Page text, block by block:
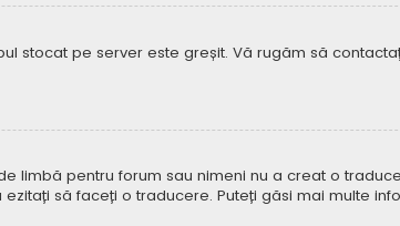
stocat pe server este greșit. Vă rugăm să
limbă pentru forum sau nimeni nu a creat o
să faceți o traducere. Puteți găsi mai multe